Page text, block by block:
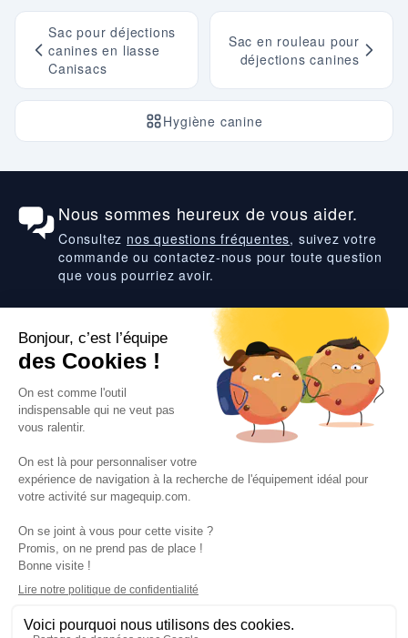
Sac pour déjections
canines en liasse
Canisacs
Hygiène canine
Sac en rouleau pour
déjections canines
Nous sommes heureux de vous aider.
Consultez nos questions fréquentes, suivez votre
commande ou contactez-nous pour toute question
que vous pourriez avoir.
Suivez-nous
VOS SERVICES
VOS DEMANDES
NOTRE SOCIETE
CGV Données personnelles Prix euro HT